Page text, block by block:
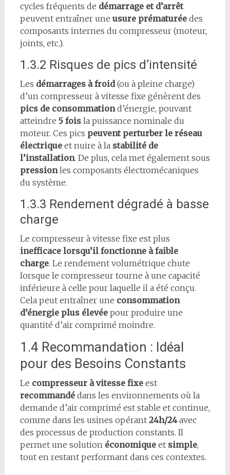
cycles fréquents de démarrage et d’arrêt
peuvent entraîner une usure prématuréedes
composants internes du compresseur (moteur,
joints, etc.).
1.3.2 Risques de pics d’intensité
Les démarrages à froid(ou à pleine charge)
d’un compresseur à vitesse fixe génèrent des
pics de consommationd’énergie, pouvant
atteindre 5 foisla puissance nominale du
moteur. Ces pics peuvent perturber le réseau
électriqueet nuire à la stabilité de
l’installation. De plus, cela met également sous
pressionles composants électromécaniques
du système.
1.3.3 Rendement dégradé à basse
charge
Le compresseur à vitesse fixe est plus
inefficace lorsqu’il fonctionne à faible
charge. Le rendement volumétrique chute
lorsque le compresseur tourne à une capacité
inférieure à celle pour laquelle il a été conçu.
Cela peut entraîner une consommation
d’énergie plus élevéepour produire une
quantité d’air comprimé moindre.
1.4 Recommandation : Idéal
pour des Besoins Constants
Le compresseur à vitesse fixeest
recommandédans les environnements où la
demande d’air comprimé est stable et continue,
comme dans les usines opérant 24h/24avec
des processus de production constants. Il
permet une solution économiqueet simple,
tout en restant performant dans ces contextes.